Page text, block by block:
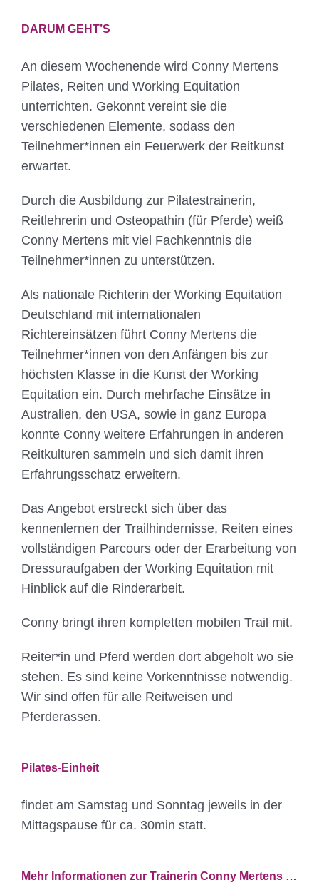
DARUM GEHT’S
An diesem Wochenende wird Conny Mertens
Pilates, Reiten und Working Equitation
unterrichten. Gekonnt vereint sie die
verschiedenen Elemente, sodass den
Teilnehmer*innen ein Feuerwerk der Reitkunst
erwartet.
Durch die Ausbildung zur Pilatestrainerin,
Reitlehrerin und Osteopathin (für Pferde) weiß
Conny Mertens mit viel Fachkenntnis die
Teilnehmer*innen zu unterstützen.
Als nationale Richterin der Working Equitation
Deutschland mit internationalen
Richtereinsätzen führt Conny Mertens die
Teilnehmer*innen von den Anfängen bis zur
höchsten Klasse in die Kunst der Working
Equitation ein. Durch mehrfache Einsätze in
Australien, den USA, sowie in ganz Europa
konnte Conny weitere Erfahrungen in anderen
Reitkulturen sammeln und sich damit ihren
Erfahrungsschatz erweitern.
Das Angebot erstreckt sich über das
kennenlernen der Trailhindernisse, Reiten eines
vollständigen Parcours oder der Erarbeitung von
Dressuraufgaben der Working Equitation mit
Hinblick auf die Rinderarbeit.
Conny bringt ihren kompletten mobilen Trail mit.
Reiter*in und Pferd werden dort abgeholt wo sie
stehen. Es sind keine Vorkenntnisse notwendig.
Wir sind offen für alle Reitweisen und
Pferderassen.
Pilates-Einheit
findet am Samstag und Sonntag jeweils in der
Mittagspause für ca. 30min statt.
Mehr Informationen zur Trainerin Conny Mertens …